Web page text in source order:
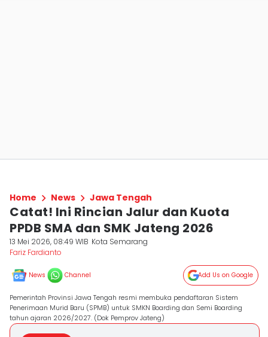
Home News Jawa Tengah
Catat! Ini Rincian Jalur dan Kuota
PPDB SMA dan SMK Jateng 2026
13 Mei 2026, 08:49 WIB Kota Semarang
Fariz Fardianto
News Channel Add Us on Google
Pemerintah Provinsi Jawa Tengah resmi membuka pendaftaran Sistem
Penerimaan Murid Baru (SPMB) untuk SMKN Boarding dan Semi Boarding
tahun ajaran 2026/2027. (Dok Pemprov Jateng)